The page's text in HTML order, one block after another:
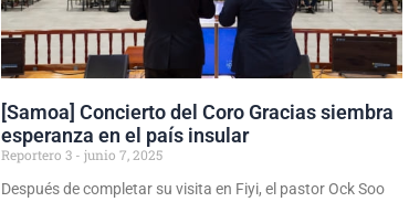
[Samoa] Concierto del Coro Gracias siembra
esperanza en el país insular
Reportero 3
junio 7, 2025
Después de completar su visita en Fiyi, el pastor Ock Soo